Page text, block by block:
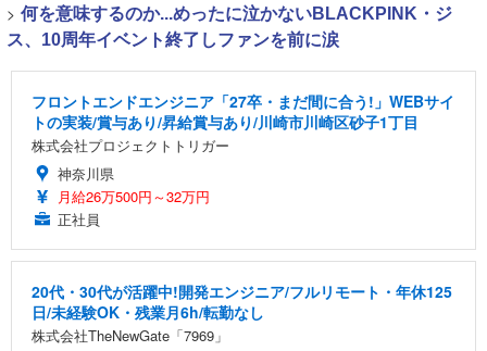
> 何を意味するのか...めったに泣かないBLACKPINK・ジ
ス、10周年イベント終了しファンを前に涙
フロントエンドエンジニア「27卒・まだ間に合う!」WEBサイ
トの実装/賞与あり/昇給賞与あり/川崎市川崎区砂子1丁目
株式会社プロジェクトトリガー
神奈川県
月給26万500円～32万円
正社員
20代・30代が活躍中!開発エンジニア/フルリモート・年休125
日/未経験OK・残業月6h/転勤なし
株式会社TheNewGate「7969」